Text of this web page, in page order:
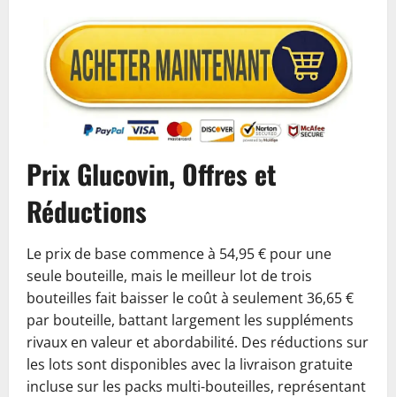
Prix Glucovin, Offres et
Réductions
Le prix de base commence à 54,95 € pour une
seule bouteille, mais le meilleur lot de trois
bouteilles fait baisser le coût à seulement 36,65 €
par bouteille, battant largement les suppléments
rivaux en valeur et abordabilité. Des réductions sur
les lots sont disponibles avec la livraison gratuite
incluse sur les packs multi-bouteilles, représentant